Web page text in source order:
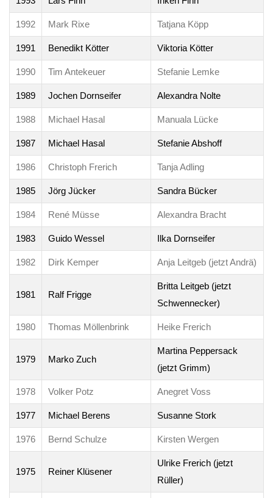
1992 Mark Rixe Tatjana Köpp
1991 Benedikt Kötter Viktoria Kötter
1990 Tim Antekeuer Stefanie Lemke
1989 Jochen Dornseifer Alexandra Nolte
1988 Michael Hasal Manuala Lücke
1987 Michael Hasal Stefanie Abshoff
1986 Christoph Frerich Tanja Adling
1985 Jörg Jücker Sandra Bücker
1984 René Müsse Alexandra Bracht
1983 Guido Wessel Ilka Dornseifer
1982 Dirk Kemper Anja Leitgeb (jetzt Andrä)
1981 Ralf Frigge
Britta Leitgeb (jetzt
Schwennecker)
1980 Thomas Möllenbrink Heike Frerich
1979 Marko Zuch
Martina Peppersack
(jetzt Grimm)
1978 Volker Potz Anegret Voss
1977 Michael Berens Susanne Stork
1976 Bernd Schulze Kirsten Wergen
1975 Reiner Klüsener
Ulrike Frerich (jetzt
Rüller)